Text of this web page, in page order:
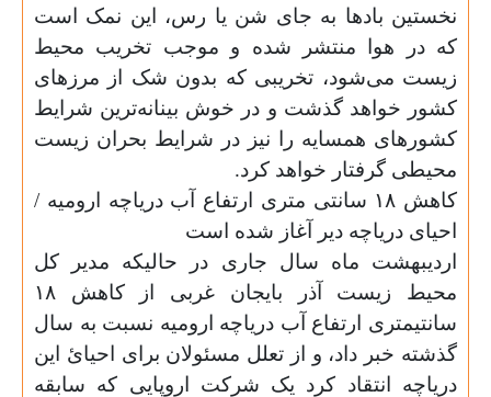
نخستین بادها به جای شن یا رس، این نمک است
که در هوا منتشر شده و موجب تخریب محیط
زیست می‌شود، تخریبی که بدون شک از مرزهای
کشور خواهد گذشت و در خوش بینانه‌ترین شرایط
کشورهای همسایه را نیز در شرایط بحران زیست
محیطی گرفتار خواهد کرد.
کاهش ۱۸ سانتی متری ارتفاع آب دریاچه ارومیه /
احیای دریاچه دیر آغاز شده است
اردیبهشت ماه سال جاری در حالیکه مدیر کل
محیط زیست آذر بایجان غربی از کاهش ۱۸
سانتیمتری ارتفاع آب دریاچه ارومیه نسبت به سال
گذشته خبر داد، و از تعلل مسئولان برای احیائ این
دریاچه انتقاد کرد یک شرکت اروپایی که سابقه